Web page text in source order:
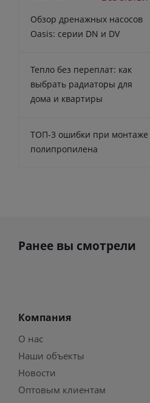
Обзор дренажных насосов
Oasis: серии DN и DV
Тепло без переплат: как
выбрать радиаторы для
дома и квартиры
ТОП-3 ошибки при монтаже
полипропилена
Ранее вы смотрели
Компания
О нас
Наши объекты
Новости
Оптовым клиентам